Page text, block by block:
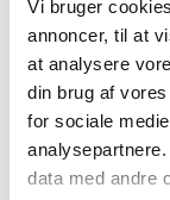
Vi bruger
annoncer, til at
at analysere
din brug af
for sociale
data med andre
Dansk
Referencer
Job hos